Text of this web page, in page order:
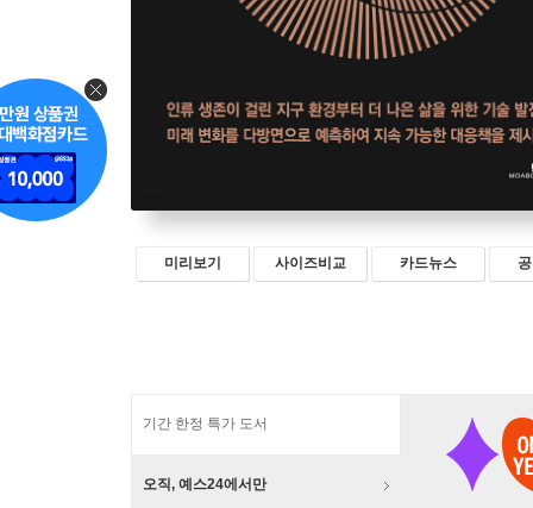
미리보기 사이즈비교 카드뉴스
기간 한정 특가 도서
오직, 예스24에서만